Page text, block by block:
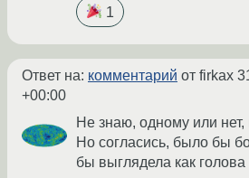
1
Ответ на: комментарий от firkax
+00:00
Не знаю, одному или нет,
Но согласись, было бы
бы выглядела как